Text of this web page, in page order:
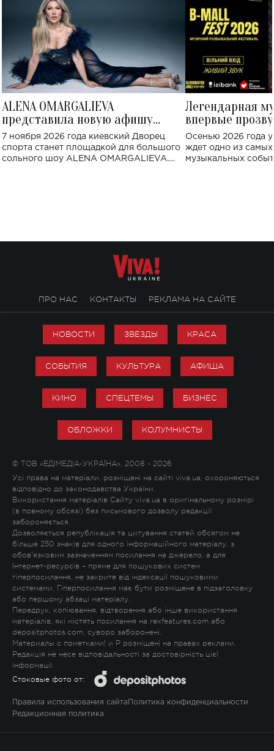
ALENA OMARGALIEVA
представила новую афишу
большого концерта во Дворце
спорта
7 ноября 2026 года киевский Дворец
спорта станет площадкой для большого
сольного шоу ALENA OMARGALIEVA.
Легендарная
впервые
Украине: где
Осенью 2026 года
ждет одно из
музыкальных
ПРО НАС КОНТАКТЫ РЕКЛАМА НА САЙТЕ
НОВОСТИ ЗВЕЗДЫ КРАСА
СОБЫТИЯ КУЛЬТУРА АФИША
КИНО СПЕЦТЕМЫ БИЗНЕС
ОБЛОЖКИ КОЛУМНИСТЫ
© ТОВ «ЕДІМЕДІА-УКРАЇНА», 2008 - 2026
Усі права на матеріали, розміщені на сайті viva.ua, охороняються
відповідно до законодавства України.
Використання матеріалів Сайту viva.ua в оригінальному розмірі
(в повному обсязі) без письмового дозволу редакції
забороняється.
Дозволяється републікація та цитування статей обсягом не
більше 250 знаків для одного інформаційного матеріалу, з
обов'язковим зазначенням посилання на джерело, а для
Інтернет-ресурсів – пряме для пошукових систем
гіперпосилання, не закрите від індексації пошуковими
системами. Гіперпосилання має бути розміщене в підзаголовку
або першому абзаці матеріалу.
Передрук, копіювання, відтворення або інше використання
матеріалів, які містять посилання на rexfeatures.com або
depositphotos.com, суворо заборонені.
Материалы с пометками! и P розміщені на правах реклами.
Редакція не несе відповідальності за достовірність цієї
інформації.
Стоковые фото от:
Правила использования сайта Политика конфиденциальности
Редакционная политика